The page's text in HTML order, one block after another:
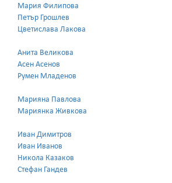
Мария Филипова
Петър Грошлев
Цветислава Лакова
Анита Великова
Асен Асенов
Румен Младенов
Марияна Павлова
Мариянка Живкова
Иван Димитров
Иван Иванов
Никола Казаков
Стефан Гандев